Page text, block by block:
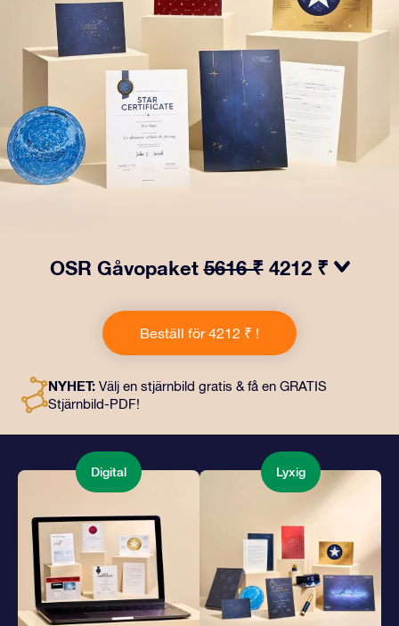
OSR Gåvopaket5616 ₹ 4212 ₹
gåva ingår ett vackert kuvert och personliga dokument
som skickas till en adress som du väljer, samt digitala
dokument och fri användning av våra appar. Det är ett
kära.
Beställ för 4212 ₹ !
NYHET: Välj en stjärnbild gratis & få en GRATIS
Stjärnbild-PDF!
Digital Lyxig